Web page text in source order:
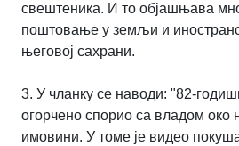
свештеника. И то објашњава
поштовање у земљи и
његовој сахрани.
3. У чланку се наводи: "82-
огорчено спорио са владом око
имовини. У томе је видео